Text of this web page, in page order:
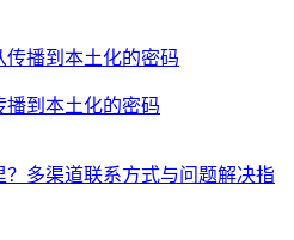
播到本土化的密码